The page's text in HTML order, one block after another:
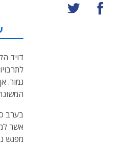
שיתוף באמצעות אימייל
שיתוף בפייסבוק
דויד
גמור.
אשר
מפגש